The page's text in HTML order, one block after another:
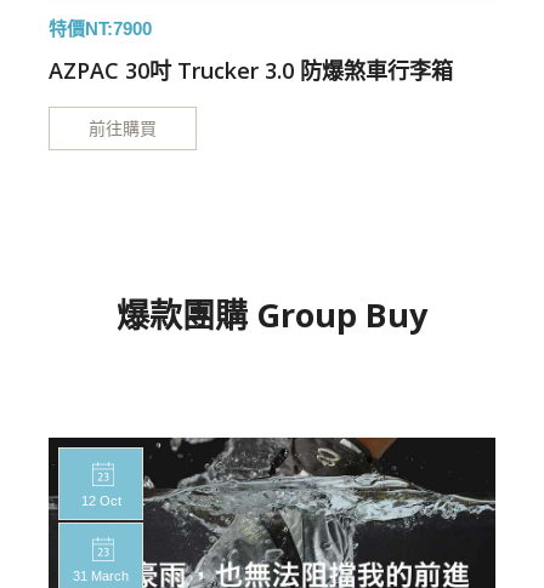
特價NT:7900
AZPAC 30吋 Trucker 3.0 防爆煞車行李箱
前往購買
爆款團購 Group Buy
12 Oct
31 March